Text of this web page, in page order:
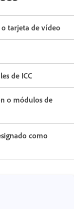
tarjeta de vídeo
de ICC
o módulos de
como